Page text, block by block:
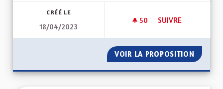
CRÉÉ LE
18/04/2023
50 50 ABONNÉS
SUIVRE
VOIR LA PROPOSITION